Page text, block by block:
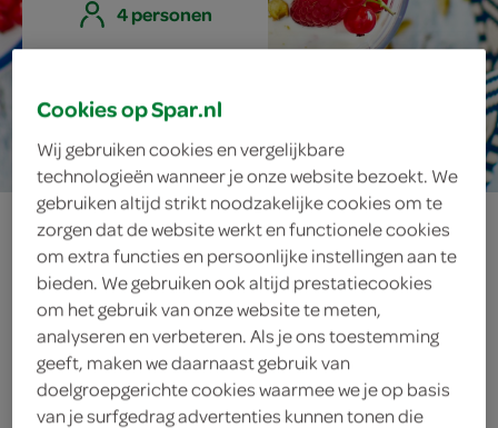
4 personen
10 min.
luchtig grieks
yoghurttoetje
ingrediënten
Cookies op Spar.nl
Wij gebruiken cookies en vergelijkbare
technologieën wanneer je onze website bezoekt. We
gebruiken altijd strikt noodzakelijke cookies om te
zorgen dat de website werkt en functionele cookies
om extra functies en persoonlijke instellingen aan te
bieden. We gebruiken ook altijd prestatiecookies
om het gebruik van onze website te meten,
analyseren en verbeteren. Als je ons toestemming
geeft, maken we daarnaast gebruik van
doelgroepgerichte cookies waarmee we je op basis
van je surfgedrag advertenties kunnen tonen die